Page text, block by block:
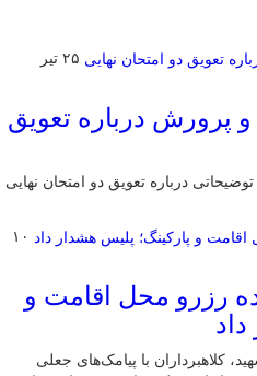
۲۵ تیر
پرورش درباره تعویق
درباره تعویق دو امتحان نهایی
۱۰
رزرو محل اقامت و
کلاهبرداران با پیامک‌های جعلی